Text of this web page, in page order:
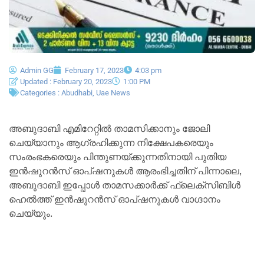
Admin GG February 17, 2023
4:03 pm
Updated : February 20, 2023
1:00 PM
Categories : Abudhabi Uae News
അബുദാബി എമിറേറ്റിൽ താമസിക്കാനും ജോലി
ചെയ്യാനും ആഗ്രഹിക്കുന്ന നിക്ഷേപകരെയും
സംരംഭകരെയും പിന്തുണയ്ക്കുന്നതിനായി പുതിയ
ഇൻഷുറൻസ് ഓപ്ഷനുകൾ ആരംഭിച്ചതിന് പിന്നാലെ,
അബുദാബി ഇപ്പോൾ താമസക്കാർക്ക് ഫ്ലെക്സിബിൾ
ഹെൽത്ത് ഇൻഷുറൻസ് ഓപ്ഷനുകൾ വാഗ്ദാനം
ചെയ്യും.